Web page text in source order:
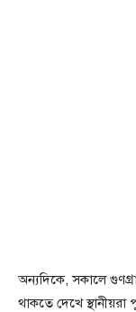
অন্যদিকে, সকালে
থাকতে দেখে